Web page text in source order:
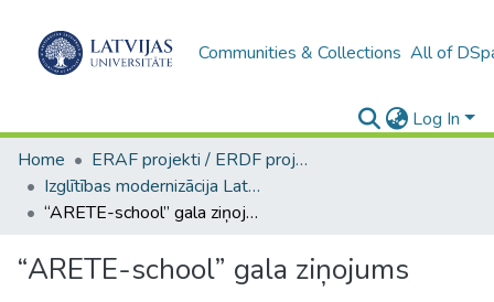
Communities & Collections All of
Log In
Home
ERAF projekti / ERDF projects
Izglītības modernizācija Latvijas skolās, īstenojot inovatīvu pētniecībā balstītu programmu par 21. gadsimta kompetencēm un tikumu ētikas attīstību ar virtuālās telpas atbalstu (ARETE-school) / Modernization of school education in Latvia through an innovative research-based program on 21st century competences and virtue ethics development supported by a virtual campus (ARETE-school)
“ARETE-school” gala ziņojums
“ARETE-school” gala ziņojums